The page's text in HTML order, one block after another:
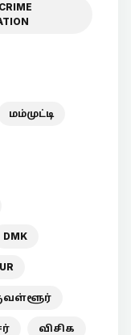
மம்முட்டி
DMK
விசிக